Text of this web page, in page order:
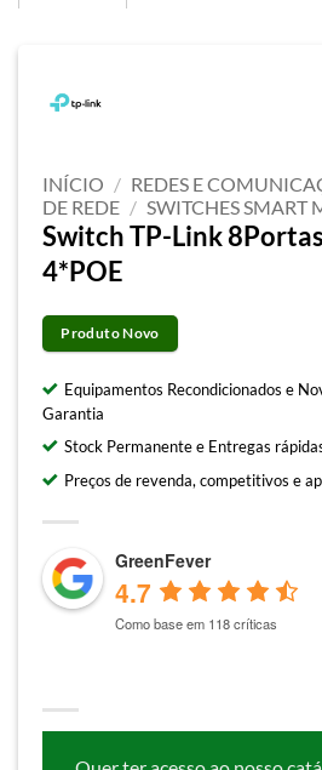
INÍCIO / REDES E
DE REDE / SWITCHES SMART
Switch TP-Link
4*POE
Produto Novo
Equipamentos Recondicionados e
Garantia
Stock Permanente e Entregas
Preços de revenda, competitivos e
GreenFever
4.7
Como base em 118 críticas